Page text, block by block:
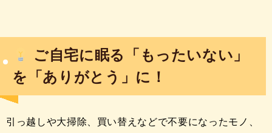
ご自宅に眠る「もったいない」
を「ありがとう」に！
引っ越しや大掃除、買い替えなどで不要になったモノ、